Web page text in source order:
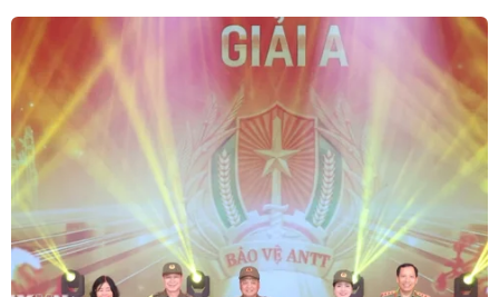
Hiện trường vụ tai nạn máy bay của hãng hàng không Air India
tại Ahmedabad, Gujarat, Ấn Độ, ngày 12/6/2025. (Ảnh:
THX/TTXVN)
Ngày 24/7, Giám đốc Cơ quan Hàng không Liên
bang Mỹ (FAA) Bryan Bedford cho biết cuộc